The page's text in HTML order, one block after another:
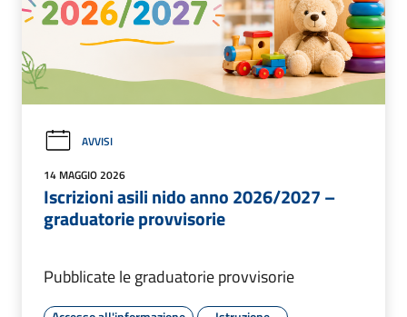
AVVISI
14 MAGGIO 2026
Iscrizioni asili nido anno 2026/2027 –
graduatorie provvisorie
Pubblicate le graduatorie provvisorie